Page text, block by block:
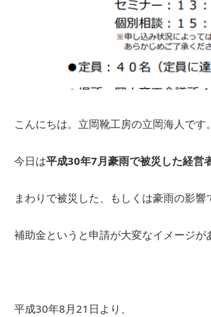
こんにちは。立岡靴工房の立岡海人です。
今日は平成30年7月豪雨で被災した経営
まわりで被災した、もしくは豪雨の影響
補助金というと申請が大変なイメージが
平成30年8月21日より、